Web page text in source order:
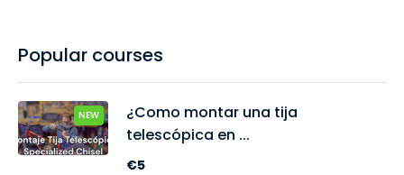
Popular courses
NEW
¿Como montar una tija
telescópica en ...
€5